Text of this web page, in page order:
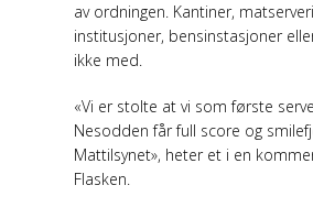
av ordningen. Kantiner,
institusjoner, bensinstasjoner
ikke med.
«Vi er stolte at vi som første
Nesodden får full score og
Mattilsynet», heter et i en
Flasken.